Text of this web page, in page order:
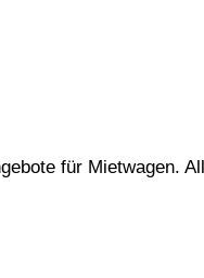
für Mietwagen.